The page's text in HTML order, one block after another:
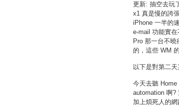
更新: 抽空去玩
x1 真是慢的誇
iPhone 一半的
e-mail 功能實
Pro 那一台不
的，這些 WM
以下是對第二
今天去聽
automation 啊?
加上煩死人的